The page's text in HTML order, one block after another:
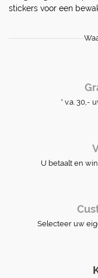
stickers voor een
* v.a. 30,-
U betaalt en
Selecteer uw